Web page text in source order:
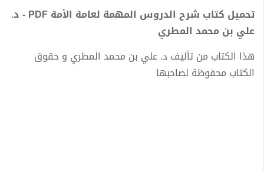
تحميل كتاب شرح الدروس المهمة لعامة الأمة PDF - د.
علي بن محمد المطري
هذا الكتاب من تأليف د. علي بن محمد المطري و حقوق
الكتاب محفوظة لصاحبها